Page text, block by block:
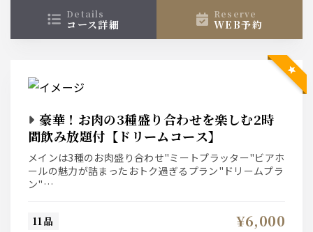
details
コース詳細
reserve
WEB予約
豪華！お肉の3種盛り合わせを楽しむ2時
間飲み放題付【ドリームコース】
メインは3種のお肉盛り合わせ"ミートプラッター"ビアホ
ールの魅力が詰まったおトク過ぎるプラン"ドリームプラ
ン"
いどりのグリルを一度に楽しめる"ミートプラッター"そ
11品 ¥6,000